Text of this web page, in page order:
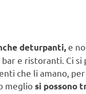
deturpanti, e
e ristoranti. Ci si
che li amano,
megliosi possono